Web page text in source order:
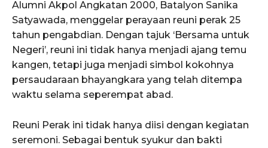
Alumni Akpol Angkatan 2000, Batalyon Sanika
Satyawada, menggelar perayaan reuni perak 25
tahun pengabdian. Dengan tajuk ‘Bersama untuk
Negeri’, reuni ini tidak hanya menjadi ajang temu
kangen, tetapi juga menjadi simbol kokohnya
persaudaraan bhayangkara yang telah ditempa
waktu selama seperempat abad.
Reuni Perak ini tidak hanya diisi dengan kegiatan
seremoni. Sebagai bentuk syukur dan bakti